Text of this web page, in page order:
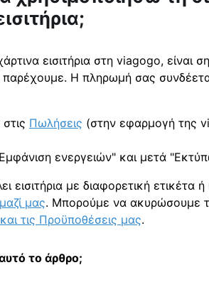
εισιτήρια στη viagogo, είναι
Η πληρωμή σας
Πωλήσεις (στην εφαρμογή της
ενεργειών" και μετά
εισιτήρια με διαφορετική
μας. Μπορούμε να ακυρώσουμε
τις Προϋποθέσεις μας.
το άρθρο;